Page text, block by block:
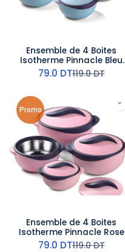
Ensemble de 4 Boites
Isotherme Pinnacle Bleu
Ciel
79.0 DT119.0DT
Promo
Ensemble de 4 Boites
Isotherme Pinnacle Rose
79.0 DT119.0DT